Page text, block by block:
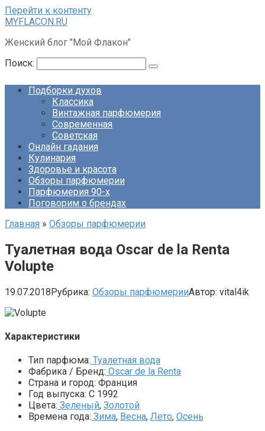
Перейти к контенту
MYFLACON.RU
Женский блог "Мой Флакон"
Поиск:
Подборки духов
Классика
Винтажная парфюмерия
Современная
Советская
Онлайн гадания
Кулинария
Здоровье и красота
Обзоры парфюмерии
Парфюмерия 90-х
Поговорим о брендах
Главная » Обзоры парфюмерии
Туалетная вода Oscar de la Renta
Volupte
19.07.2018Рубрика: Обзоры парфюмерииАвтор: vital4ik
Характеристики
Тип парфюма: Туалетная вода
Фабрика / Бренд: Oscar de la Renta
Страна и город: Франция
Год выпуска: С 1992
Цвета: Зеленый, Золотой
Времена года: Зима, Весна, Лето, Осень